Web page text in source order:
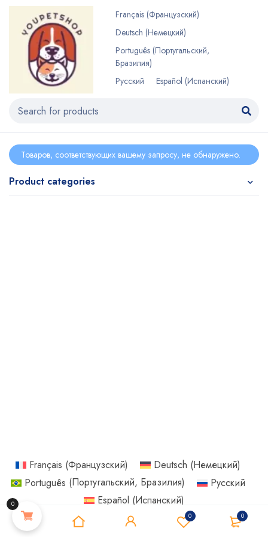
0 0
Français (Французский)
Deutsch (Немецкий)
Português (Португальский,
Бразилия)
Русский
Español (Испанский)
Product categories
Товаров, соответствующих вашему запросу, не обнаружено.
0
Français (Французский) Deutsch (Немецкий)
Português (Португальский, Бразилия)
Русский
Español (Испанский)